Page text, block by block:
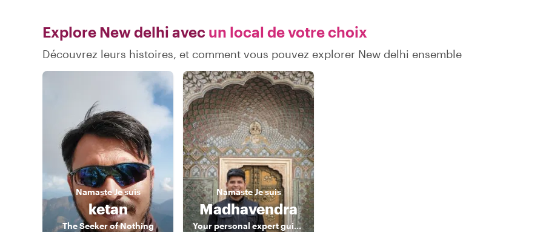
Explore New delhi avec un local de votre choix
Découvrez leurs histoires, et comment vous pouvez explorer New delhi ensemble
NamasteJe suis
ketan
The Seeker of Nothing
NamasteJe suis
Madhavendra
Your personal expert guide for Delhi, Agra & Jaipur!!